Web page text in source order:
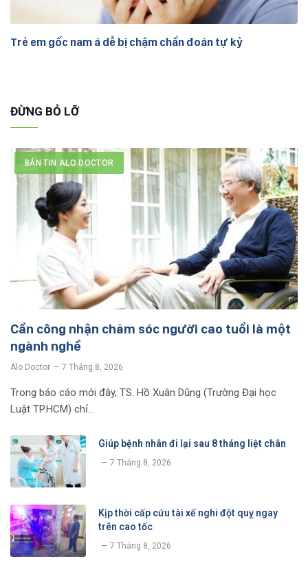
Trẻ em gốc nam á dễ bị chậm chẩn đoán tự kỷ
ĐỪNG BỎ LỠ
BẢN TIN ALO DOCTOR
Cần công nhận chăm sóc người cao tuổi là một
ngành nghề
Alo Doctor 7 Tháng 8, 2026
Trong báo cáo mới đây, TS. Hồ Xuân Dũng (Trường Đại học
Luật TP.HCM) chỉ…
Giúp bệnh nhân đi lại sau 8 tháng liệt chân
7 Tháng 8, 2026
Kịp thời cấp cứu tài xế nghi đột quỵ ngay
trên cao tốc
7 Tháng 8, 2026